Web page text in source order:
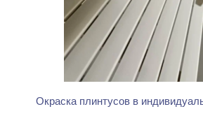
Окраска плинтусов в